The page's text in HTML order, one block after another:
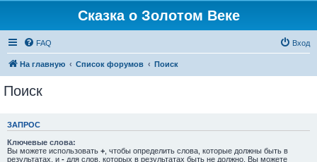
Сказка о Золотом Веке
FAQ Вход
На главную Список форумов Поиск
Поиск
ЗАПРОС
Ключевые слова:
Вы можете использовать + , чтобы определить слова, которые должны быть в
результатах, и - для слов, которых в результатах быть не должно. Вы можете